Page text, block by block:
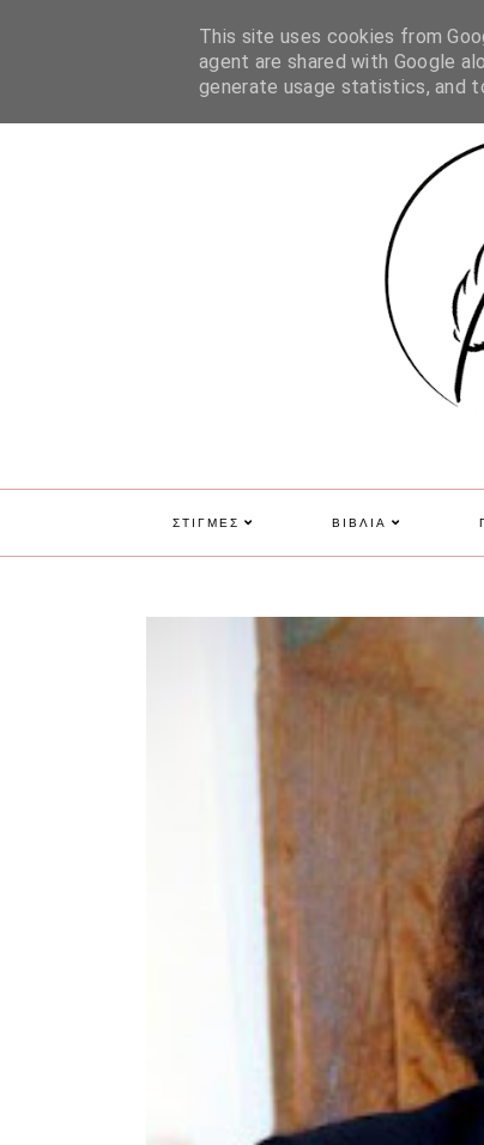
ΠΟΙΑ ΕΙΜΑΙ ΕΠΙΚΟΙΝΩΝΙΑ
ΣΤΙΓΜΕΣ ΒΙΒΛΙΑ
This site uses cookies from
agent are shared with Google
generate usage statistics, and